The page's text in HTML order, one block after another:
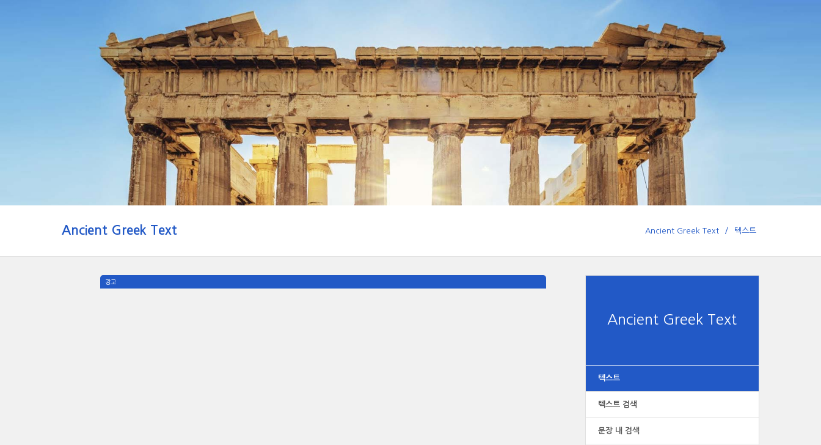
Ancient Greek Text Ancient Greek Text 텍스트
Ancient Greek Text
텍스트
텍스트 검색
문장 내 검색
광고